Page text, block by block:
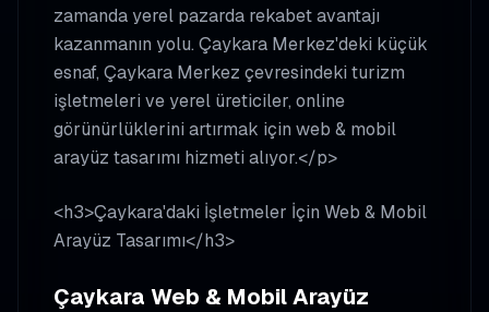
zamanda yerel pazarda rekabet avantajı
kazanmanın yolu. Çaykara Merkez'deki küçük
esnaf, Çaykara Merkez çevresindeki turizm
işletmeleri ve yerel üreticiler, online
görünürlüklerini artırmak için web & mobil
arayüz tasarımı hizmeti alıyor.</p>
<h3>Çaykara'daki İşletmeler İçin Web & Mobil
Arayüz Tasarımı</h3>
Çaykara Web & Mobil Arayüz